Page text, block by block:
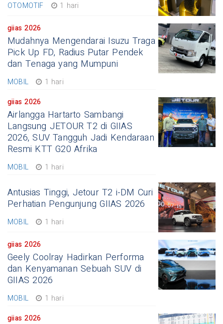
OTOMOTIF 1 hari
giias 2026
Mudahnya Mengendarai Isuzu Traga
Pick Up FD, Radius Putar Pendek
dan Tenaga yang Mumpuni
MOBIL
1 hari
giias 2026
Airlangga Hartarto Sambangi
Langsung JETOUR T2 di GIIAS
2026, SUV Tangguh Jadi Kendaraan
Resmi KTT G20 Afrika
MOBIL 1 hari
Antusias Tinggi, Jetour T2 i-DM Curi
Perhatian Pengunjung GIIAS 2026
MOBIL 1 hari
giias 2026
Geely Coolray Hadirkan Performa
dan Kenyamanan Sebuah SUV di
GIIAS 2026
MOBIL
1 hari
giias 2026